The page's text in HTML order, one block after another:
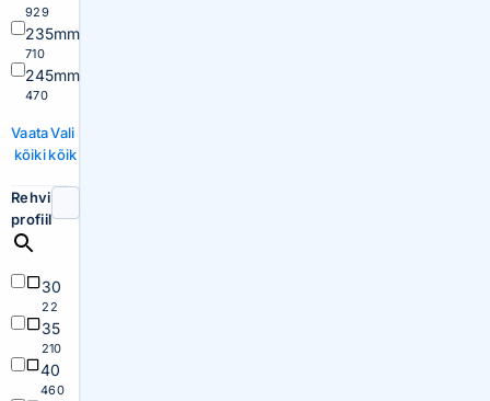
929
235mm
710
245mm
470
Vaata
kõiki
Vali
kõik
Rehvi
profiil
30
22
35
210
40
460